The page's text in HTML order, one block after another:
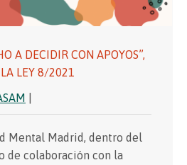
A DECIDIR CON APOYOS”,
LA LEY 8/2021
Mental Madrid, dentro del
de colaboración con la